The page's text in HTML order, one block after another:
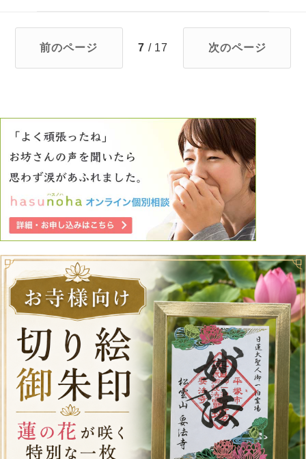
前のページ 7 / 17 次のページ